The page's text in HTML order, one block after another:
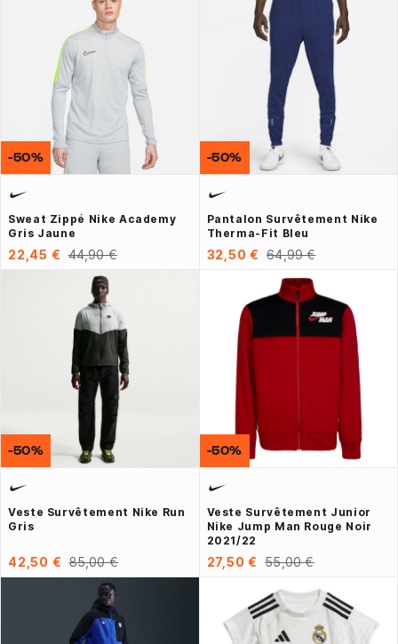
Sweat Zippé Nike Academy
Gris Jaune
22,45 € 44,90 €
-50%
Pantalon Survêtement Nike
Therma-Fit Bleu
32,50 € 64,99 €
-50%
Veste Survêtement Nike Run
Gris
42,50 € 85,00 €
-50%
Veste Survêtement Junior
Nike Jump Man Rouge Noir
2021/22
27,50 € 55,00 €
-50%